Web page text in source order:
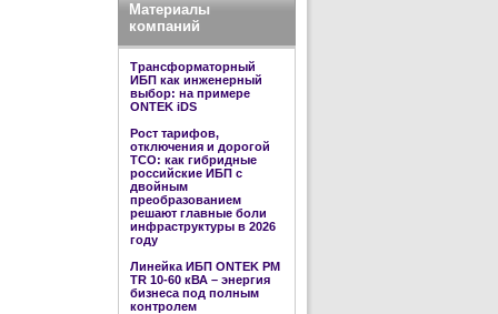
Материалы
компаний
Трансформаторный
ИБП как инженерный
выбор: на примере
ONTEK iDS
Рост тарифов,
отключения и дорогой
TCO: как гибридные
российские ИБП с
двойным
преобразованием
решают главные боли
инфраструктуры в 2026
году
Линейка ИБП ONTEK PM
TR 10-60 кВА – энергия
бизнеса под полным
контролем